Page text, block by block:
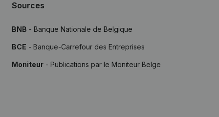
Sources
BNB - Banque Nationale de Belgique
BCE - Banque-Carrefour des Entreprises
Moniteur - Publications par le Moniteur Belge